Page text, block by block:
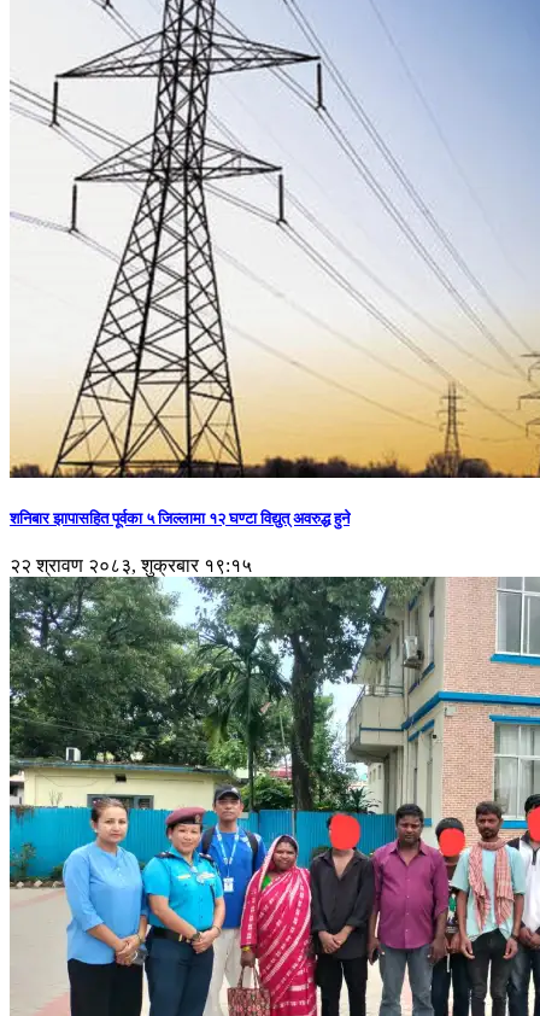
शनिबार झापासहित पूर्वका ५ जिल्लामा १२ घण्टा विद्युत् अवरुद्ध हुने
२२ श्रावण २०८३, शुक्रबार १९:१५